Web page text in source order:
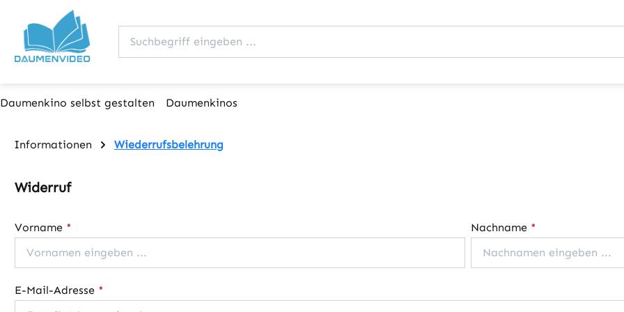
Hauptinhalt springen
Zur Suche springen
Zur Hauptnavigation springen
Daumenkino selbst gestalten Daumenkinos
Informationen Wiederrufsbelehrung
Widerruf
Vorname * Nachname *
E-Mail-Adresse *